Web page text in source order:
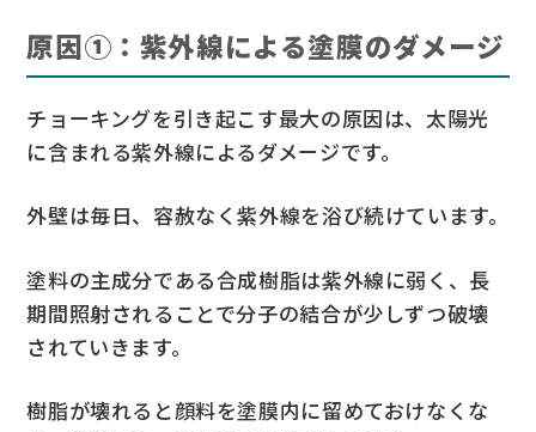
原因①：紫外線による塗膜のダメージ
チョーキングを引き起こす最大の原因は、太陽光
に含まれる紫外線によるダメージです。
外壁は毎日、容赦なく紫外線を浴び続けています。
塗料の主成分である合成樹脂は紫外線に弱く、長
期間照射されることで分子の結合が少しずつ破壊
されていきます。
樹脂が壊れると顔料を塗膜内に留めておけなくな